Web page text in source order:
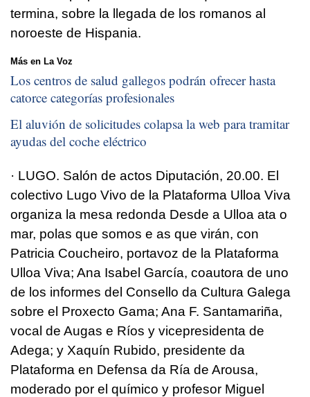
termina, sobre la llegada de los romanos al
noroeste de Hispania.
Más en La Voz
Los centros de salud gallegos podrán ofrecer hasta
catorce categorías profesionales
El aluvión de solicitudes colapsa la web para tramitar
ayudas del coche eléctrico
· LUGO. Salón de actos Diputación, 20.00. El
colectivo Lugo Vivo de la Plataforma Ulloa Viva
organiza la mesa redonda Desde a Ulloa ata o
mar, polas que somos e as que virán, con
Patricia Coucheiro, portavoz de la Plataforma
Ulloa Viva; Ana Isabel García, coautora de uno
de los informes del Consello da Cultura Galega
sobre el Proxecto Gama; Ana F. Santamariña,
vocal de Augas e Ríos y vicepresidenta de
Adega; y Xaquín Rubido, presidente da
Plataforma en Defensa da Ría de Arousa,
moderado por el químico y profesor Miguel